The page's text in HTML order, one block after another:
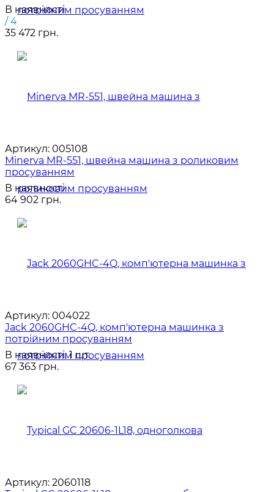
В наявності
/ 4
35 472 грн.
Артикул: 005108
Minerva MR-551, швейна машина з роликовим
просуванням
В наявності
64 902 грн.
Артикул: 004022
Jack 2060GHC-4Q, комп'ютерна машинка з
потрійним просуванням
В наявності: 1 шт.
67 363 грн.
Артикул: 2060118